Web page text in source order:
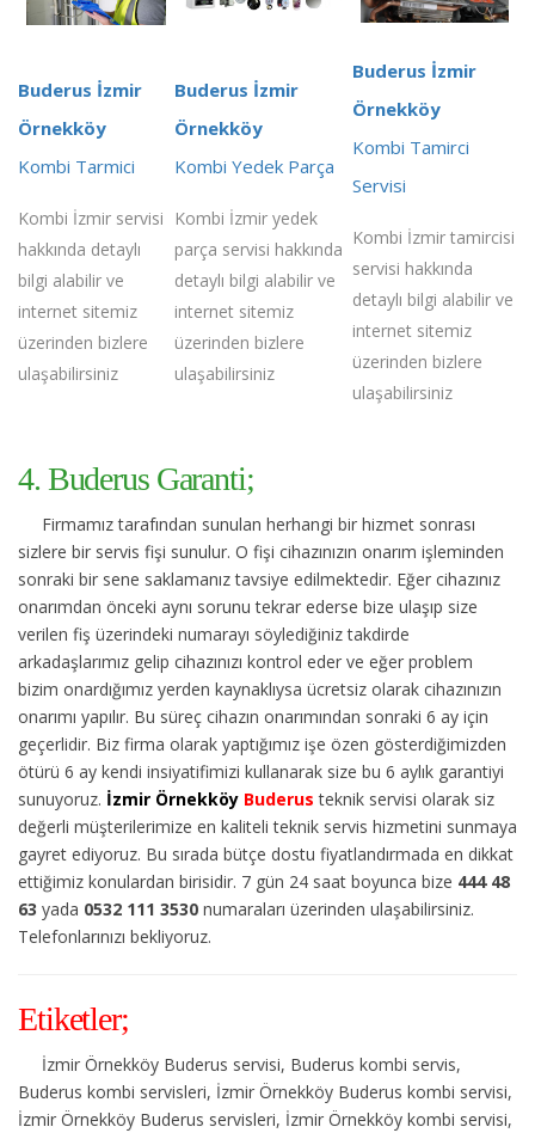
Buderus İzmir
Örnekköy
Kombi Tarmici
Kombi İzmir servisi
hakkında detaylı
bilgi alabilir ve
internet sitemiz
üzerinden bizlere
ulaşabilirsiniz
Buderus İzmir
Örnekköy
Kombi Yedek Parça
Kombi İzmir yedek
parça servisi hakkında
detaylı bilgi alabilir ve
internet sitemiz
üzerinden bizlere
ulaşabilirsiniz
Buderus İzmir
Örnekköy
Kombi Tamirci
Servisi
Kombi İzmir tamircisi
servisi hakkında
detaylı bilgi alabilir ve
internet sitemiz
üzerinden bizlere
ulaşabilirsiniz
4. Buderus Garanti;
Firmamız tarafından sunulan herhangi bir hizmet sonrası
sizlere bir servis fişi sunulur. O fişi cihazınızın onarım işleminden
sonraki bir sene saklamanız tavsiye edilmektedir. Eğer cihazınız
onarımdan önceki aynı sorunu tekrar ederse bize ulaşıp size
verilen fiş üzerindeki numarayı söylediğiniz takdirde
arkadaşlarımız gelip cihazınızı kontrol eder ve eğer problem
bizim onardığımız yerden kaynaklıysa ücretsiz olarak cihazınızın
onarımı yapılır. Bu süreç cihazın onarımından sonraki 6 ay için
geçerlidir. Biz firma olarak yaptığımız işe özen gösterdiğimizden
ötürü 6 ay kendi insiyatifimizi kullanarak size bu 6 aylık garantiyi
sunuyoruz. İzmir Örnekköy Buderus teknik servisi olarak siz
değerli müşterilerimize en kaliteli teknik servis hizmetini sunmaya
gayret ediyoruz. Bu sırada bütçe dostu fiyatlandırmada en dikkat
ettiğimiz konulardan birisidir. 7 gün 24 saat boyunca bize 444 48
63 yada 0532 111 3530 numaraları üzerinden ulaşabilirsiniz.
Telefonlarınızı bekliyoruz.
Etiketler;
İzmir Örnekköy Buderus servisi, Buderus kombi servis,
Buderus kombi servisleri, İzmir Örnekköy Buderus kombi servisi,
İzmir Örnekköy Buderus servisleri, İzmir Örnekköy kombi servisi,